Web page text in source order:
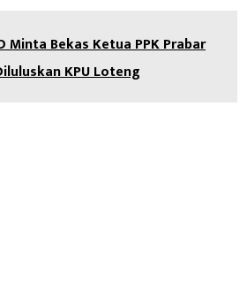
Minta Bekas Ketua PPK Prabar
KPU Loteng